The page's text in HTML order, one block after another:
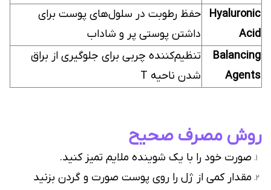
Hyaluronic
Acid
حفظ رطوبت در سلول‌های پوست برای
داشتن پوستی پر و شاداب
Balancing
Agents
تنظیم‌کننده چربی برای جلوگیری از براق
شدن ناحیه T
روش مصرف صحیح
صورت خود را با یک شوینده ملایم تمیز کنید.
مقدار کمی از ژل را روی پوست صورت و گردن بزنید